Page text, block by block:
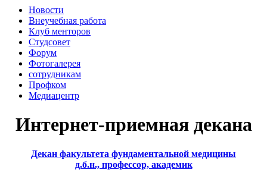
Новости
Внеучебная работа
Клуб менторов
Студсовет
Форум
Фотогалерея
сотрудникам
Профком
Медиацентр
Интернет-приемная декана
Декан факультета фундаментальной медицины
д.б.н., профессор, академик